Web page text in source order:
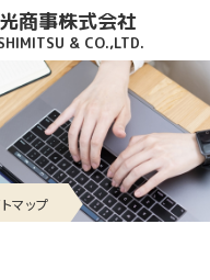
光商事株式会社
商事株式会社
& CO.,LTD.
マップ